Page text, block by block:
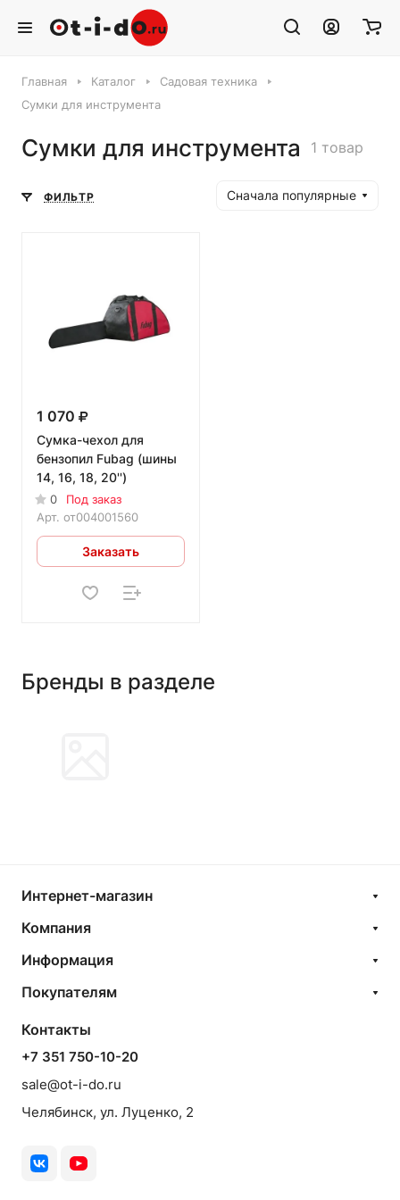
Главная Каталог
Садовая техника
Сумки для инструмента
Сумки для инструмента 1 товар
ФИЛЬТР Сначала популярные
1 070
Сумка-чехол для
бензопил Fubag (шины
14, 16, 18, 20'')
0
Под заказ
Арт. от004001560
Заказать
Бренды в разделе
Интернет-магазин
Компания
Информация
Покупателям
Контакты
+7 351 750-10-20
sale@ot-i-do.ru
Челябинск, ул. Луценко, 2